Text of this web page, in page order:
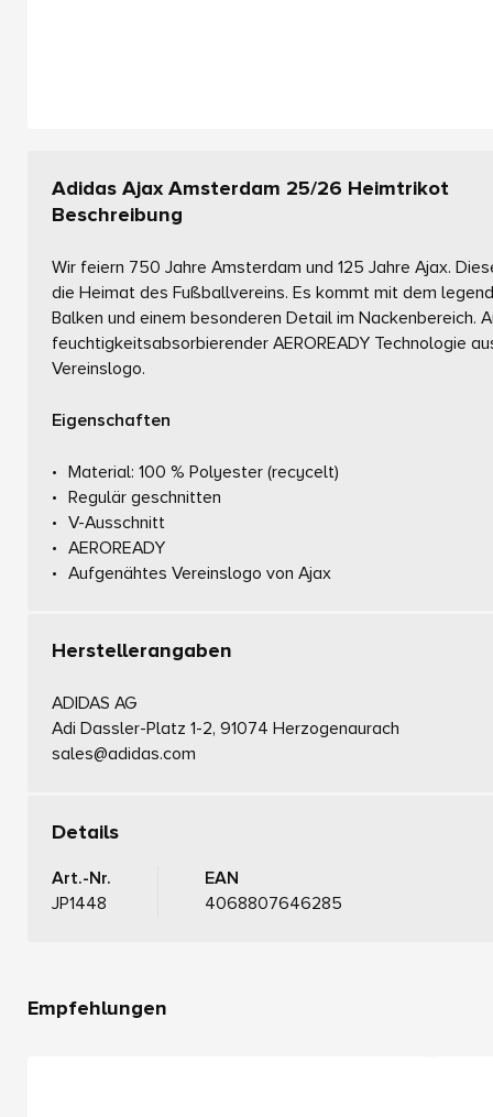
Adidas Ajax Amsterdam 25/26 Heimtrikot
Beschreibung
Wir feiern 750 Jahre Amsterdam und 125 Jahre Ajax.
die Heimat des Fußballvereins. Es kommt mit dem
Balken und einem besonderen Detail im Nackenbereich.
feuchtigkeitsabsorbierender AEROREADY Technologie
Vereinslogo.
Eigenschaften
Material: 100 % Polyester (recycelt)
Regulär geschnitten
V-Ausschnitt
AEROREADY
Aufgenähtes Vereinslogo von Ajax
Herstellerangaben
ADIDAS AG
Adi Dassler-Platz 1-2, 91074 Herzogenaurach
sales@adidas.com
Details
Art.-Nr.
JP1448
EAN
4068807646285
Empfehlungen